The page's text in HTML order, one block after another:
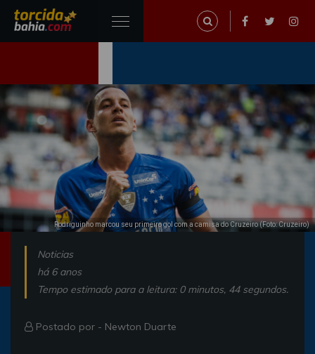
Rodriguinho marcou seu primeiro gol com a camisa do Cruzeiro (Foto: Cruzeiro)
Noticias
há 6 anos
Tempo estimado para a leitura: 0 minutos, 44 segundos.
Postado por - Newton Duarte